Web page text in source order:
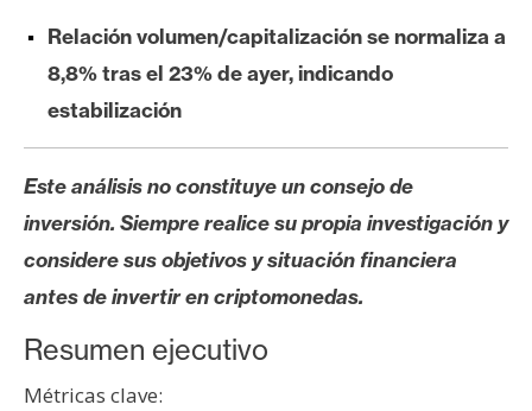
e
P
r
n
s
a
T
m
a
Relación volumen/capitalización se normaliza a
8,8% tras el 23% de ayer, indicando
estabilización
Este análisis no constituye un consejo de
inversión. Siempre realice su propia investigación y
considere sus objetivos y situación financiera
antes de invertir en criptomonedas.
Resumen ejecutivo
Métricas clave: